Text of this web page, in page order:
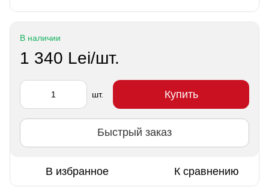
В наличии
1 340 Lei/шт.
шт. Купить
Быстрый заказ
В избранное К сравнению